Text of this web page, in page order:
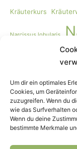
Um dir ein optimales
Cookies, um
zuzugreifen. Wenn du
wie das Surfverhalten
Wenn du deine
bestimmte Merkmale
Kräuterkurs
Narcissus lobularis
Vogelmiere
Wildkräuter
Winter Worpswede